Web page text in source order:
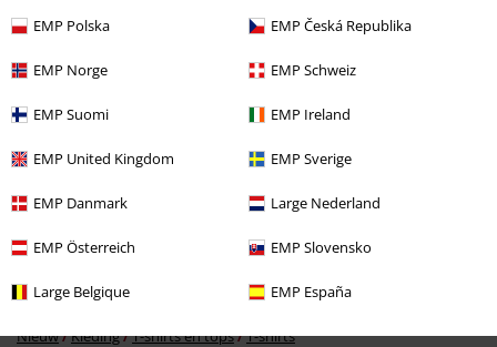
EMP Polska EMP Česká Republika
EMP Norge EMP Schweiz
EMP Suomi EMP Ireland
EMP United Kingdom EMP Sverige
EMP Danmark Large Nederland
EMP Österreich EMP Slovensko
Large Belgique EMP España
Vanaf€ 10,99
Meer categorieën. Meer opties.
Vrouwen Kleding T-shirts en tops T-shirts
Nieuw Kleding T-shirts en tops T-shirts